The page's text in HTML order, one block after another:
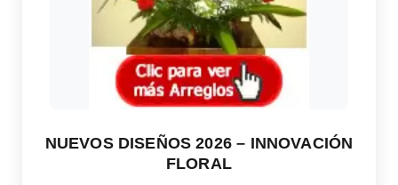
NUEVOS DISEÑOS 2026 – INNOVACIÓN
FLORAL